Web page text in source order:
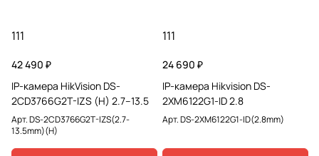
111
42 490 ₽
IP-камера HikVision DS-
2CD3766G2T-IZS (H) 2.7–13.5
Арт.DS-2CD3766G2T-IZS(2.7-
13.5mm)(H)
111
24 690 ₽
IP-камера Hikvision DS-
2XM6122G1-ID 2.8
Арт.DS-2XM6122G1-ID(2.8mm)